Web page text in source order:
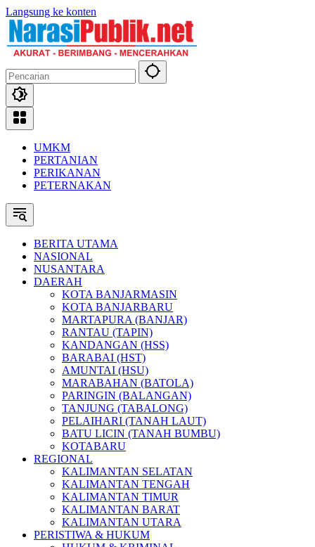
Langsung ke konten
UMKM
PERTANIAN
PERIKANAN
PETERNAKAN
BERITA UTAMA
NASIONAL
NUSANTARA
DAERAH
KOTA BANJARMASIN
KOTA BANJARBARU
MARTAPURA (BANJAR)
RANTAU (TAPIN)
KANDANGAN (HSS)
BARABAI (HST)
AMUNTAI (HSU)
MARABAHAN (BATOLA)
PARINGIN (BALANGAN)
TANJUNG (TABALONG)
PELAIHARI (TANAH LAUT)
BATU LICIN (TANAH BUMBU)
KOTABARU
REGIONAL
KALIMANTAN SELATAN
KALIMANTAN TENGAH
KALIMANTAN TIMUR
KALIMANTAN BARAT
KALIMANTAN UTARA
PERISTIWA & HUKUM